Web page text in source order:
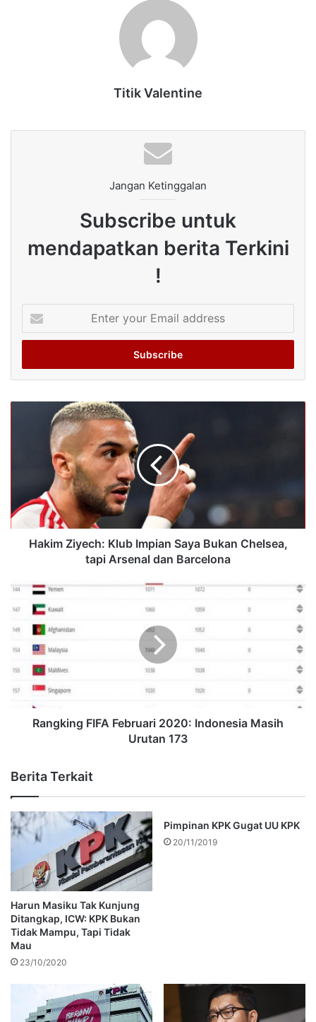
Titik Valentine
Jangan Ketinggalan
Subscribe untuk
mendapatkan berita Terkini
!
your
Email
Hakim Ziyech: Klub Impian Saya Bukan Chelsea,
tapi Arsenal dan Barcelona
Rangking FIFA Februari 2020: Indonesia Masih
Urutan 173
Berita Terkait
Harun Masiku Tak Kunjung
Ditangkap, ICW: KPK Bukan
Tidak Mampu, Tapi Tidak
Mau
23/10/2020
Pimpinan KPK Gugat UU KPK
20/11/2019